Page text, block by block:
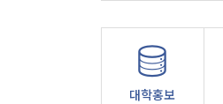
대학홍보